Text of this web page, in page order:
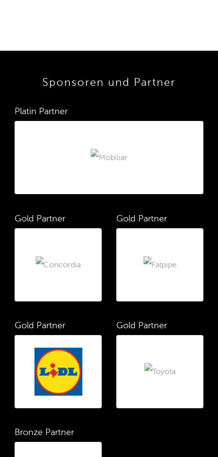
Sponsoren und Partner
Platin Partner
Gold Partner Gold Partner
Gold Partner Gold Partner
Bronze Partner